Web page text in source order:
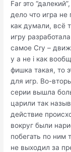
Far это
дело что игра не
как думали, всё
игру
самое Cry –
y а не i как
фишка такая, то
для игр. Во-
серии вышла
царили так
действие
вокруг были
побегать по ним
не выходил за